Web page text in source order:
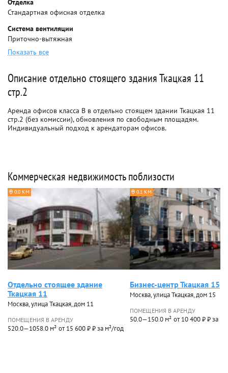
Отделка
Стандартная офисная отделка
Система вентиляции
Приточно-вытяжная
Показать все
Описание отдельно стоящего здания Ткацкая 11
стр.2
Аренда офисов класса B в отдельно стоящем здании Ткацкая 11
стр.2 (без комиссии), обновления по свободным площадям.
Индивидуальный подход к арендаторам офисов.
Коммерческая недвижимость поблизости
0.0 КМ
Отдельно стоящее здание
Ткацкая 11
Москва, улица Ткацкая, дом 11
ПОМЕЩЕНИЯ В АРЕНДУ
520.0—1058.0 м² от 15 600 ₽ ₽ за м²/год
0.1 КМ
Бизнес-центр Ткацкая 15
Москва, улица Ткацкая, дом 15
ПОМЕЩЕНИЯ В АРЕНДУ
50.0—150.0 м² от 10 400 ₽ ₽ за